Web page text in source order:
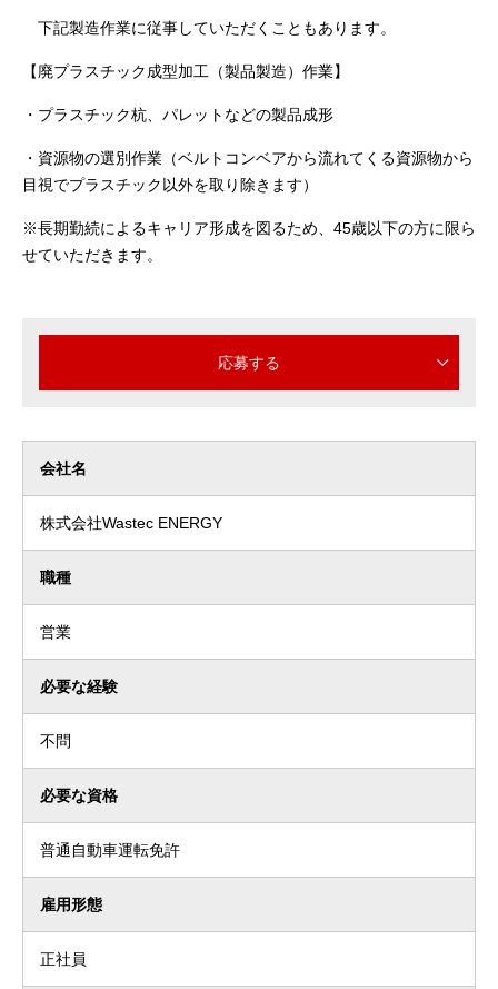
下記製造作業に従事していただくこともあります。
【廃プラスチック成型加工（製品製造）作業】
・プラスチック杭、パレットなどの製品成形
・資源物の選別作業（ベルトコンベアから流れてくる資源物から
目視でプラスチック以外を取り除きます）
※長期勤続によるキャリア形成を図るため、45歳以下の方に限ら
せていただきます。
応募する
会社名
株式会社Wastec ENERGY
職種
営業
必要な経験
不問
必要な資格
普通自動車運転免許
雇用形態
正社員